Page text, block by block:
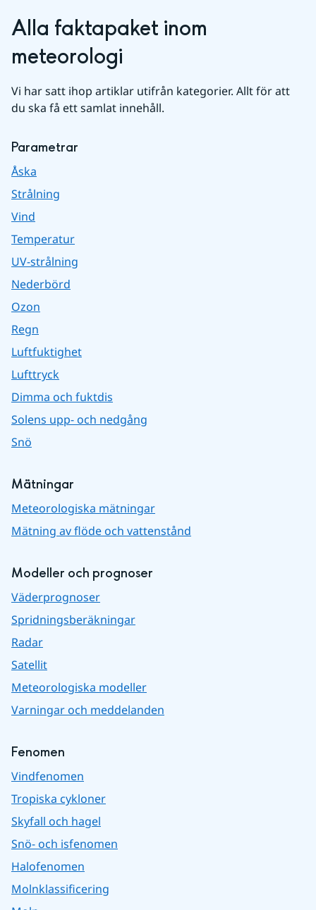
Alla faktapaket inom
meteorologi
Vi har satt ihop artiklar utifrån kategorier. Allt för att
du ska få ett samlat innehåll.
Parametrar
Åska
Strålning
Vind
Temperatur
UV-strålning
Nederbörd
Ozon
Regn
Luftfuktighet
Lufttryck
Dimma och fuktdis
Solens upp- och nedgång
Snö
Mätningar
Meteorologiska mätningar
Mätning av flöde och vattenstånd
Modeller och prognoser
Väderprognoser
Spridningsberäkningar
Radar
Satellit
Meteorologiska modeller
Varningar och meddelanden
Fenomen
Vindfenomen
Tropiska cykloner
Skyfall och hagel
Snö- och isfenomen
Halofenomen
Molnklassificering